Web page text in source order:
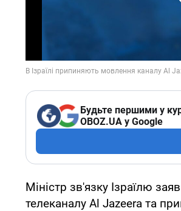
Будьте першими у
OBOZ.UA у Google
Міністр зв'язку Ізраїлю
телеканалу Al Jazeera та